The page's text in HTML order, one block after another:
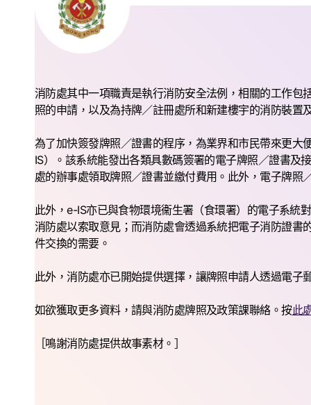
消防處其中一項職責是執行消防安全法例，相關的工作包
照的申請，以及為持牌／註冊處所和新建樓宇的消防裝置
為了加快簽發牌照／證書的程序，為業界和市民帶來更大
IS）。該系統能發出各類具數碼簽署的電子牌照／證書及
處的辦事處領取牌照／證書並繳付費用。此外，電子牌照
此外，e-IS亦已與食物環境衞生署（食環署）的電子系統
消防處以索取意見；而消防處會透過系統把電子消防證書
件交換的需要。
此外，消防處亦已開始提供選擇，讓牌照申請人透過電子
如欲獲取更多資料，請與消防處牌照及政策課聯絡。按此
［鳴謝消防處提供故事素材。］